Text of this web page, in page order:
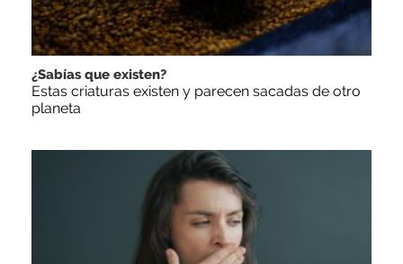
¿Sabías que existen?
Estas criaturas existen y parecen sacadas de otro
planeta